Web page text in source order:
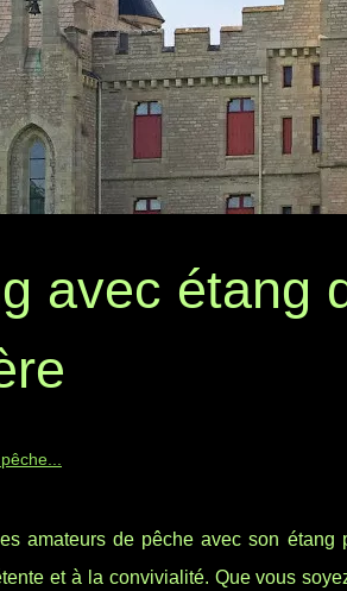
avec étang
amateurs de pêche avec son étang
et à la convivialité. Que vous